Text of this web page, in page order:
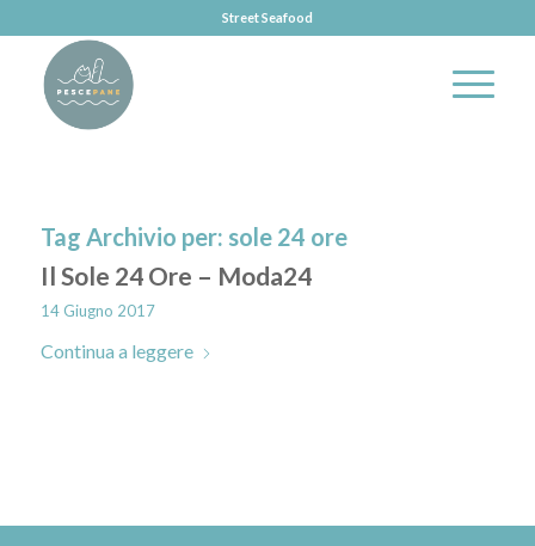
Street Seafood
Tag Archivio per: sole 24 ore
Il Sole 24 Ore – Moda24
14 Giugno 2017
Continua a leggere